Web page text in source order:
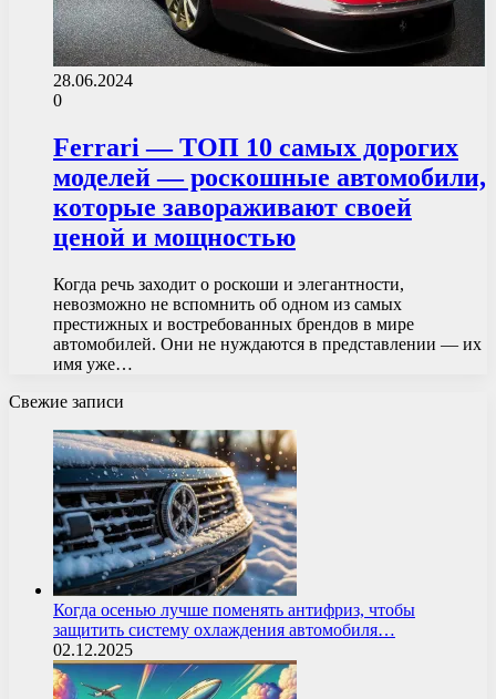
28.06.2024
0
Ferrari — ТОП 10 самых дорогих
моделей — роскошные автомобили,
которые завораживают своей
ценой и мощностью
Когда речь заходит о роскоши и элегантности,
невозможно не вспомнить об одном из самых
престижных и востребованных брендов в мире
автомобилей. Они не нуждаются в представлении — их
имя уже…
Свежие записи
Когда осенью лучше поменять антифриз, чтобы
защитить систему охлаждения автомобиля…
02.12.2025